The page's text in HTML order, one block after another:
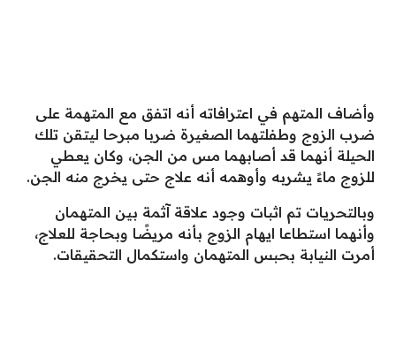
وأضاف المتهم في اعترافاته أنه اتفق مع المتهمة على
ضرب الزوج وطفلتهما الصغيرة ضربا مبرحا ليتقن تلك
الحيلة أنهما قد أصابهما مس من الجن، وكان يعطي
للزوج ماءً يشربه وأوهمه أنه علاج حتى يخرج منه الجن.
وبالتحريات تم اثبات وجود علاقة آثمة بين المتهمان
وأنهما استطاعا ايهام الزوج بأنه مريضًا وبحاجة للعلاج،
أمرت النيابة بحبس المتهمان واستكمال التحقيقات.